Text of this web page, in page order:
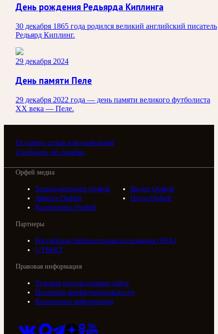
День рождения Редьярда Киплинга
30 декабря 1865 года родился великий английский писатель
Редьярд Киплинг.
29 декабря 2024
День памяти Пеле
29 декабря 2022 года — день памяти великого футболиста
ХХ века — Пеле.
Оставить отзыв или пожелание
Сообщить об ошибке
Орфей медиа
Телерадиоцентр Орфей
Видео Орфей
Афиша Орфей
Ноты Орфей
Коллективы Орфей
Партнеры
Российская библиотечная ассоциация (РБА)
///ТРАКТ
Правовая информация
Условия использования сайта
Политика конфиденциальности
Контактная информация